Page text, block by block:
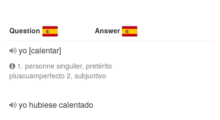
Question Answer
yo [calentar]
1. personne singulier, pretérito
pluscuamperfecto 2, subjuntivo
yo hubiese calentado